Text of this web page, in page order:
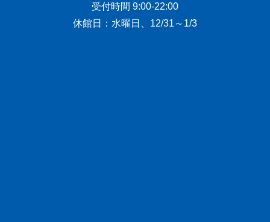
受付時間 9:00-22:00
休館日：水曜日、12/31～1/3